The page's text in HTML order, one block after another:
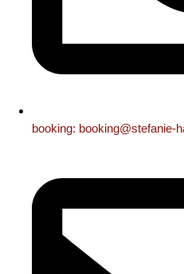
booking: booking@stefanie-